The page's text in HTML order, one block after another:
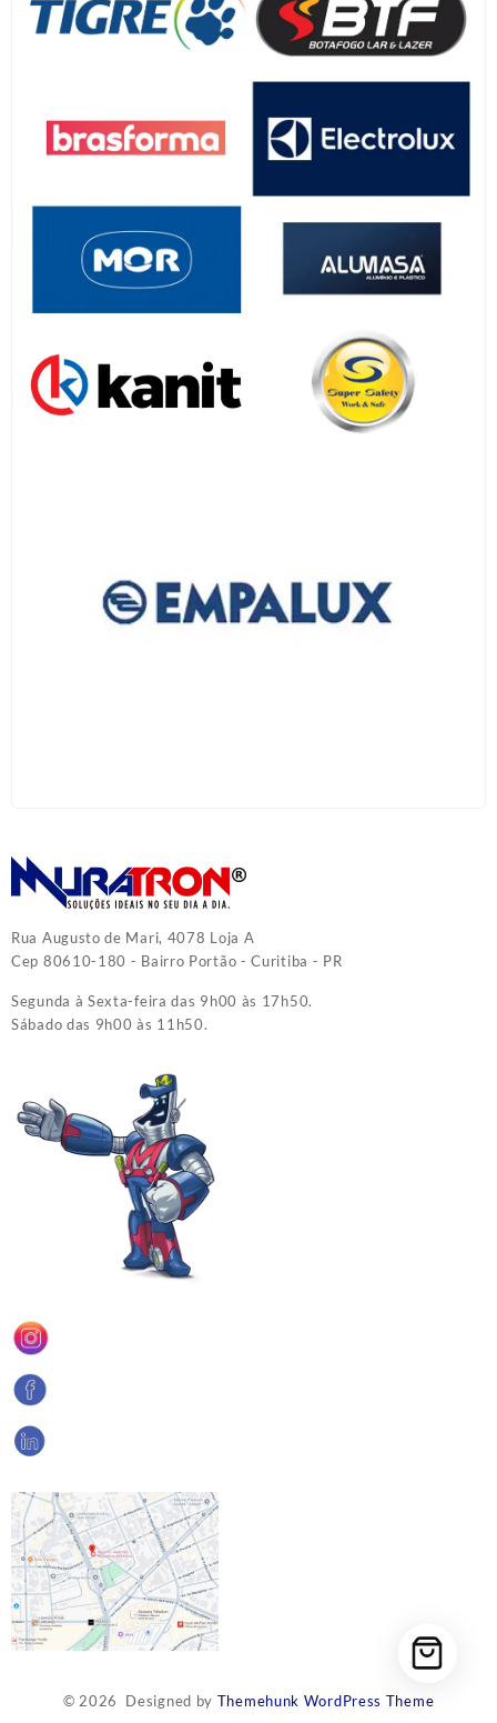
Rua Augusto de Mari, 4078 Loja A
Cep 80610-180 - Bairro Portão - Curitiba - PR
Segunda à Sexta-feira das 9h00 às 17h50.
Sábado das 9h00 às 11h50.
© 2026 Designed by Themehunk WordPress Theme